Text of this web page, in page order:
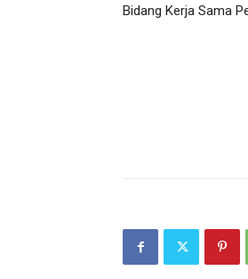
Bidang Kerja Sama